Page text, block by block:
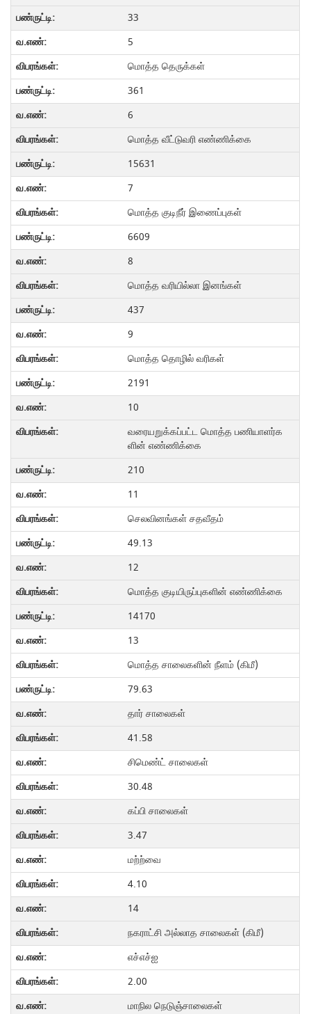
33
5
மொத்த தெருக்கள்
361
6
மொத்த வீட்டுவரி எண்ணிக்கை
15631
7
மொத்த குடிநீர் இணைப்புகள்
6609
8
மொத்த வரியில்லா இனங்கள்
437
9
மொத்த தொழில் வரிகள்
2191
10
வரையறுக்கப்பட்ட மொத்த பணியாளர்க
ளின் எண்ணிக்கை
210
11
செலவினங்கள் சதவீதம்
49.13
12
மொத்த குடியிருப்புகளின் எண்ணிக்கை
14170
13
மொத்த சாலைகளின் நீளம் (கிமீ)
79.63
தார் சாலைகள்
41.58
சிமெண்ட் சாலைகள்
30.48
கப்பி சாலைகள்
3.47
மற்ற்வை
4.10
14
நகராட்சி அல்லாத சாலைகள் (கிமீ)
எச்எச்ஐ
2.00
மாநில நெடுஞ்சாலைகள்